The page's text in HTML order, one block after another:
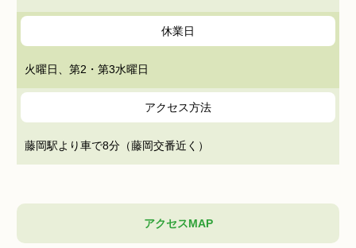
休業日
火曜日、第2・第3水曜日
アクセス方法
藤岡駅より車で8分（藤岡交番近く）
アクセスMAP